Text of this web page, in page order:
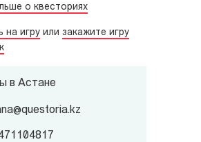
о квесториях
на игру или закажите игру
в Астане